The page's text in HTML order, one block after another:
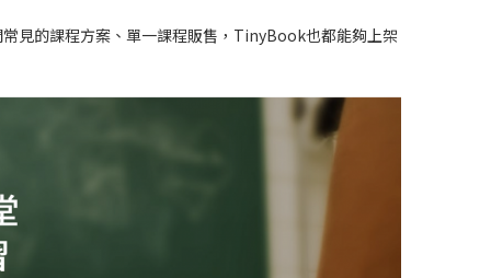
見的課程方案、單一課程販售，TinyBook也都能夠上架